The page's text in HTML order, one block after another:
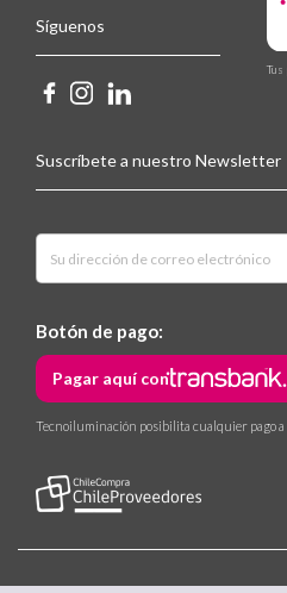
Síguenos
Suscríbete a nuestro Newsletter
Botón de pago:
Pagar aquí con
Tecnoiluminación posibilita cualquier pago a